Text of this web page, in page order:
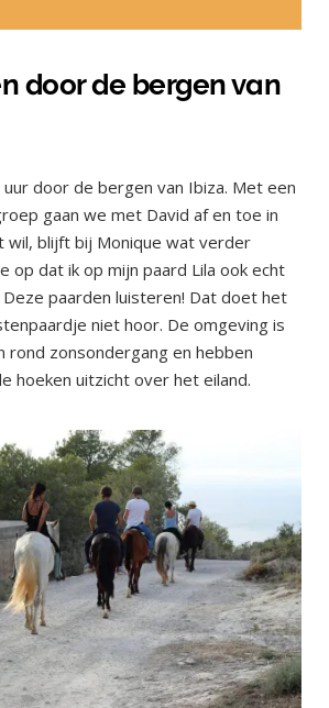
door de bergen van
uur door de bergen van Ibiza. Met een
gaan we met David af en toe in
wil, blijft bij Monique wat verder
op dat ik op mijn paard Lila ook echt
paarden luisteren! Dat doet het
niet hoor. De omgeving is
rond zonsondergang en hebben
hoeken uitzicht over het eiland.